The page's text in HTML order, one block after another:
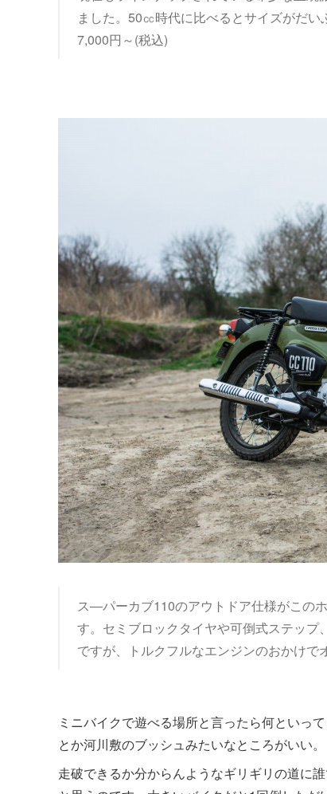
ました。50㏄時代に比べるとサイズがだ
7,000円～(税込)
ス―パーカブ110のアウトドア仕様がこの
す。セミブロックタイヤや可倒式ステッ
ですが、トルクフルなエンジンのおかけ
ミニバイクで遊べる場所と言ったら何といっ
とか河川敷のブッシュみたいなところがいい。
走破できるか分からんようなギリギリの道に